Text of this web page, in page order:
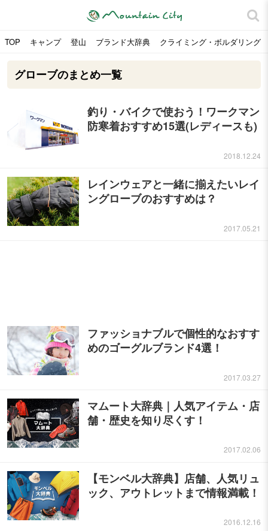
TOP キャンプ 登山 ブランド大辞典 クライミング・ボルダリング
グローブのまとめ一覧
釣り・バイクで使おう！ワークマン
防寒着おすすめ15選(レディースも)
2018.12.24
レインウェアと一緒に揃えたいレイ
ングローブのおすすめは？
2017.05.21
ファッショナブルで個性的なおすす
めのゴーグルブランド4選！
2017.03.27
マムート大辞典｜人気アイテム・店
舗・歴史を知り尽くす！
2017.02.06
【モンベル大辞典】店舗、人気リュ
ック、アウトレットまで情報満載！
2016.12.16